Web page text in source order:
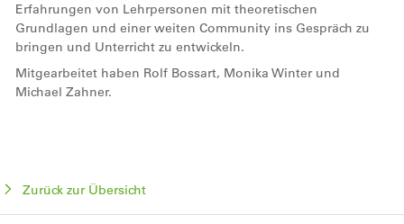
Erfahrungen von Lehrpersonen mit theoretischen
Grundlagen und einer weiten Community ins Gespräch zu
bringen und Unterricht zu entwickeln.
Mitgearbeitet haben Rolf Bossart, Monika Winter und
Michael Zahner.
Zurück zur Übersicht